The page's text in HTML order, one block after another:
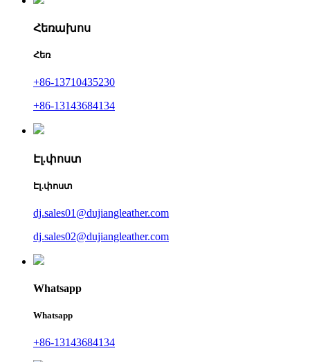
Հեռախոս
Հեռ
+86-13710435230
+86-13143684134
Էլ.փոստ
Էլ.փոստ
dj.sales01@dujiangleather.com
dj.sales02@dujiangleather.com
Whatsapp
Whatsapp
+86-13143684134